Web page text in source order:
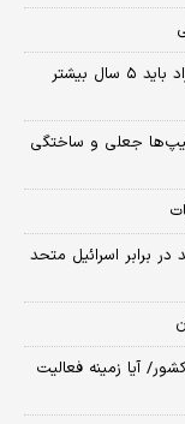
جزئیات صدور احکام بازنشستگی اعلام شد/ این افراد باید ۵ سال بیشتر
جعلی و ساختگی
برابر اسرائیل متحد
آیا زمینه فعالیت